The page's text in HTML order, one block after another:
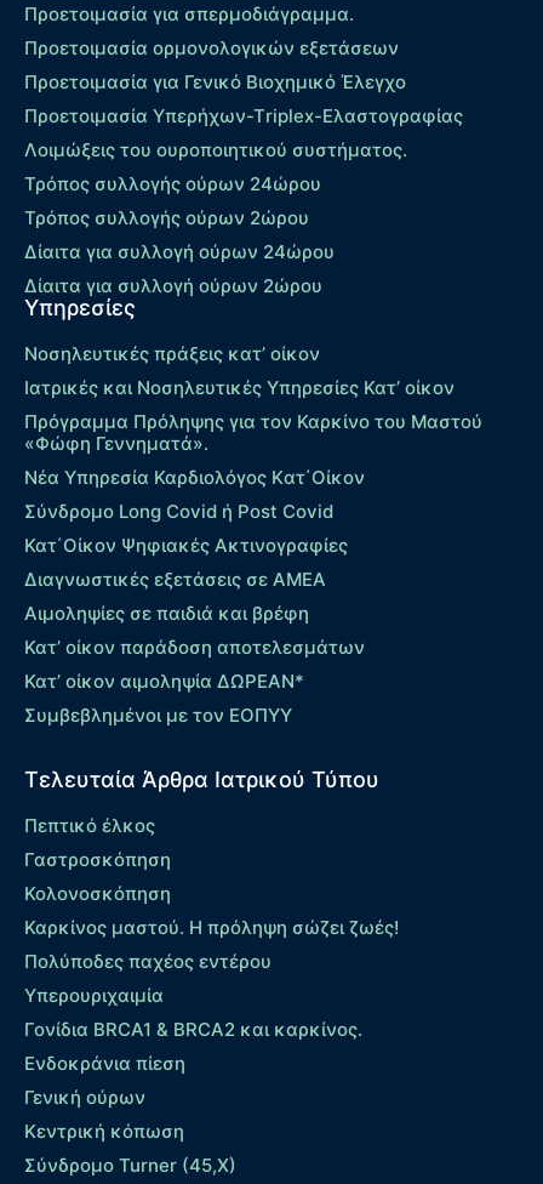
Προετοιμασία για σπερμοδιάγραμμα.
Προετοιμασία ορμονολογικών εξετάσεων
Προετοιμασία για Γενικό Βιοχημικό Έλεγχο
Προετοιμασία Υπερήχων-Τriplex-Ελαστογραφίας
Λοιμώξεις του ουροποιητικού συστήματος.
Τρόπος συλλογής ούρων 24ώρου
Τρόπος συλλογής ούρων 2ώρου
Δίαιτα για συλλογή ούρων 24ώρου
Δίαιτα για συλλογή ούρων 2ώρου
Υπηρεσίες
Νοσηλευτικές πράξεις κατ’ οίκον
Ιατρικές και Νοσηλευτικές Υπηρεσίες Κατ’ οίκον
Πρόγραμμα Πρόληψης για τον Καρκίνο του Μαστού
«Φώφη Γεννηματά».
Νέα Υπηρεσία Καρδιολόγος Kατ΄Οίκον
Σύνδρομο Long Covid ή Post Covid
Κατ΄Οίκον Ψηφιακές Ακτινογραφίες
Διαγνωστικές εξετάσεις σε ΑΜΕΑ
Αιμοληψίες σε παιδιά και βρέφη
Κατ’ οίκον παράδοση αποτελεσμάτων
Κατ’ οίκον αιμοληψία ΔΩΡΕΑΝ*
Συμβεβλημένοι με τον ΕΟΠΥΥ
Τελευταία Άρθρα Ιατρικού Τύπου
Πεπτικό έλκος
Γαστροσκόπηση
Κολονοσκόπηση
Καρκίνος μαστού. Η πρόληψη σώζει ζωές!
Πολύποδες παχέος εντέρου
Yπερουριχαιμία
Γονίδια BRCA1 & BRCA2 και καρκίνος.
Ενδοκράνια πίεση
Γενική ούρων
Κεντρική κόπωση
Σύνδρομο Turner (45,X)